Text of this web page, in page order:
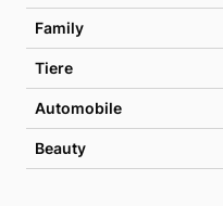
Family
Tiere
Automobile
Beauty